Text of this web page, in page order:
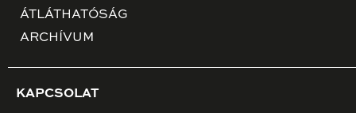
ÁTLÁTHATÓSÁG
ARCHÍVUM
KAPCSOLAT